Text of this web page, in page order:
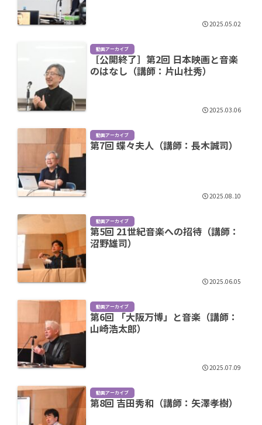
2025.05.02
動画アーカイブ
［公開終了］第2回 日本映画と音楽
のはなし（講師：片山杜秀）
2025.03.06
動画アーカイブ
第7回 蝶々夫人（講師：長木誠司）
2025.08.10
動画アーカイブ
第5回 21世紀音楽への招待（講師：
沼野雄司）
2025.06.05
動画アーカイブ
第6回 「大阪万博」と音楽（講師：
山崎浩太郎）
2025.07.09
動画アーカイブ
第8回 吉田秀和（講師：矢澤孝樹）